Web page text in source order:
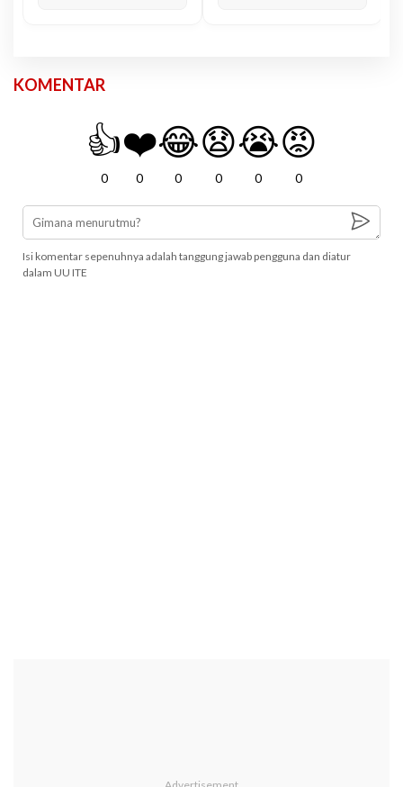
KOMENTAR
👍
0
❤️
0
😂
0
😧
0
😭
0
😡
0
Isi komentar sepenuhnya adalah tanggung jawab pengguna dan diatur
dalam UU ITE